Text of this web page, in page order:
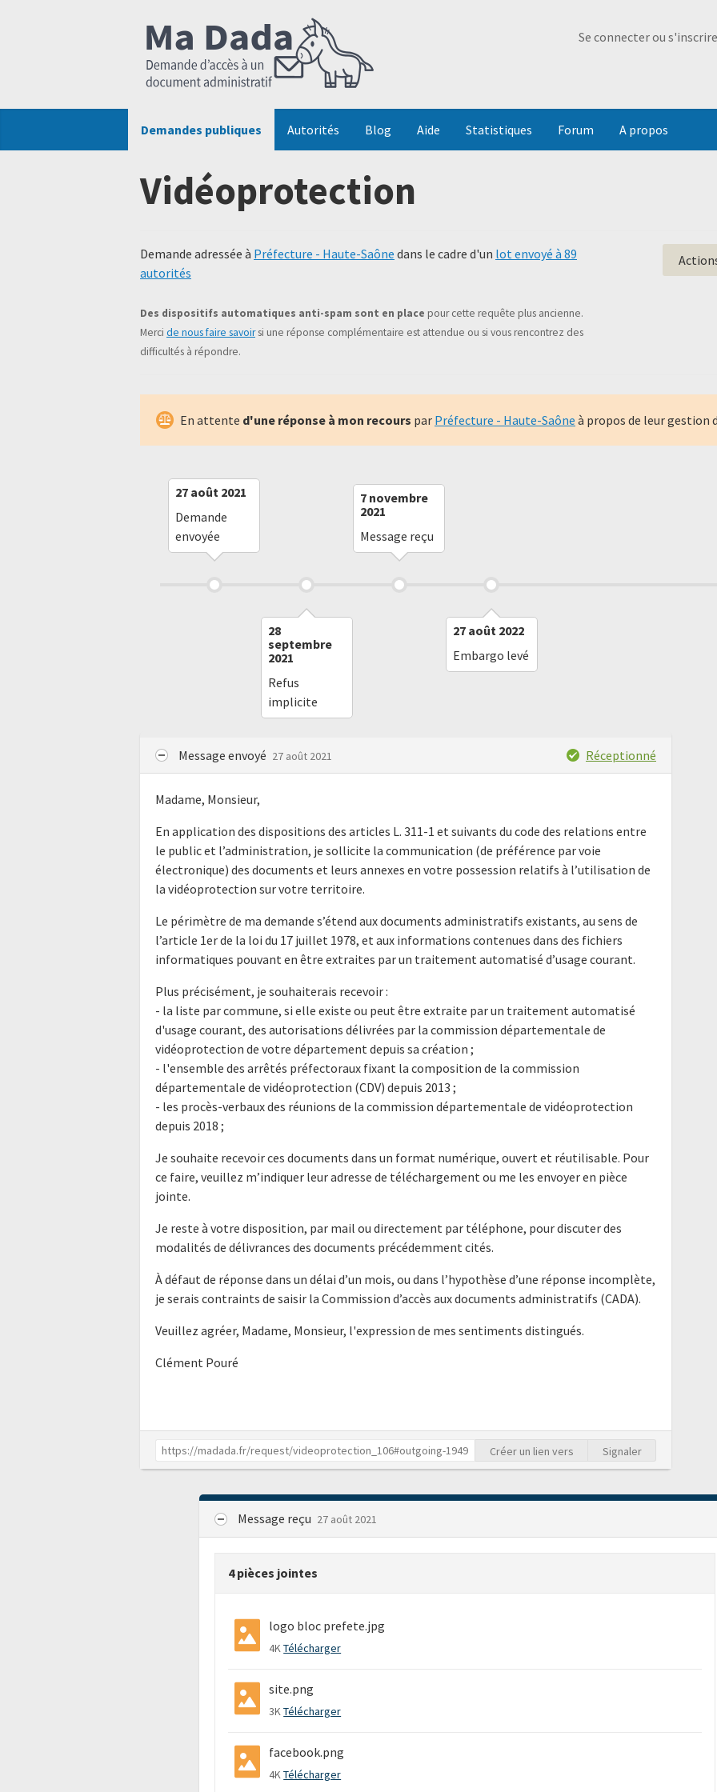
Se connecter ou s'inscrire
Demandes publiques Autorités Blog Aide Statistiques Forum A propos
Vidéoprotection
Demande adressée à Préfecture - Haute-Saône dans le cadre d'un lot envoyé à 89
autorités
Des dispositifs automatiques anti-spam sont en place pour cette requête plus ancienne.
Merci de nous faire savoirsi une réponse complémentaire est attendue ou si vous rencontrez des
difficultés à répondre.
En attente d'une réponse à mon recours par Préfecture - Haute-Saône à propos de leur gestion
27 août 2021
Demande
envoyée
28
septembre
2021
Refus
implicite
7 novembre
2021
Message reçu
27 août 2022
Embargo levé
Message envoyé 27 août 2021 Réceptionné
Madame, Monsieur,
En application des dispositions des articles L. 311-1 et suivants du code des relations entre
le public et l’administration, je sollicite la communication (de préférence par voie
électronique) des documents et leurs annexes en votre possession relatifs à l’utilisation de
la vidéoprotection sur votre territoire.
Le périmètre de ma demande s’étend aux documents administratifs existants, au sens de
l’article 1er de la loi du 17 juillet 1978, et aux informations contenues dans des fichiers
informatiques pouvant en être extraites par un traitement automatisé d’usage courant.
Plus précisément, je souhaiterais recevoir :
- la liste par commune, si elle existe ou peut être extraite par un traitement automatisé
d'usage courant, des autorisations délivrées par la commission départementale de
vidéoprotection de votre département depuis sa création ;
- l'ensemble des arrêtés préfectoraux fixant la composition de la commission
départementale de vidéoprotection (CDV) depuis 2013 ;
- les procès-verbaux des réunions de la commission départementale de vidéoprotection
depuis 2018 ;
Je souhaite recevoir ces documents dans un format numérique, ouvert et réutilisable. Pour
ce faire, veuillez m’indiquer leur adresse de téléchargement ou me les envoyer en pièce
jointe.
Je reste à votre disposition, par mail ou directement par téléphone, pour discuter des
modalités de délivrances des documents précédemment cités.
À défaut de réponse dans un délai d’un mois, ou dans l’hypothèse d’une réponse incomplète,
je serais contraints de saisir la Commission d’accès aux documents administratifs (CADA).
Veuillez agréer, Madame, Monsieur, l'expression de mes sentiments distingués.
Clément Pouré
Créer un lien vers Signaler
Message reçu 27 août 2021
4 pièces jointes
logo bloc prefete.jpg
4KTélécharger
site.png
3KTélécharger
facebook.png
4KTélécharger